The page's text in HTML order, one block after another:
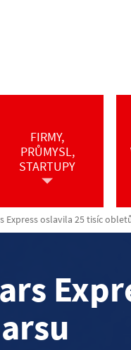
FIRMY,
PRŮMYSL,
STARTUPY
Express oslavila 25 tisíc